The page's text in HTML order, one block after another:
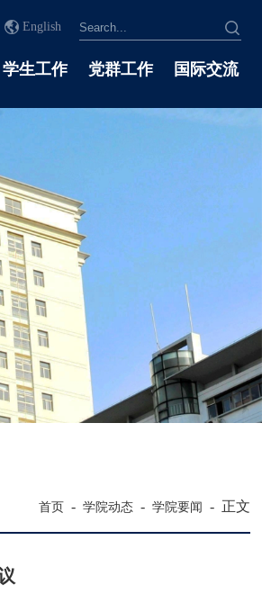
English
学生工作 党群工作 国际交流
首页 - 学院动态 - 学院要闻 - 正文